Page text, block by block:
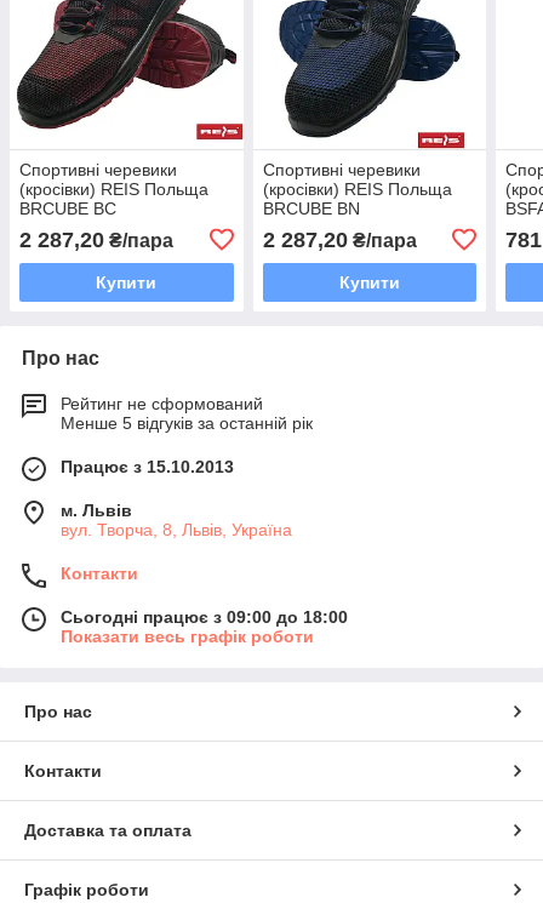
Спортивні черевики
(кросівки) REIS Польща
BRCUBE BC
2 287,20 ₴/пара
Купити
Спортивні черевики
(кросівки) REIS Польща
BRCUBE BN
2 287,20₴/пара
Купити
Про нас
Рейтинг не сформований
Менше 5 відгуків за останній рік
Працює з 15.10.2013
м. Львів
вул. Творча, 8, Львів, Україна
Контакти
Сьогодні працює з 09:00 до 18:00
Показати весь графік роботи
Про нас
Контакти
Доставка та оплата
Графік роботи